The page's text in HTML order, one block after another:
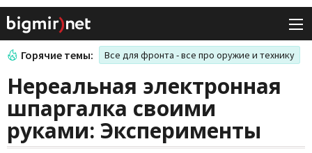
Горячие темы: Все для фронта - все про оружие и технику
Нереальная электронная
шпаргалка своими
руками: Эксперименты